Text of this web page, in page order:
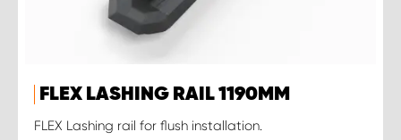
FLEX LASHING RAIL 1190MM
FLEX Lashing rail for flush installation.